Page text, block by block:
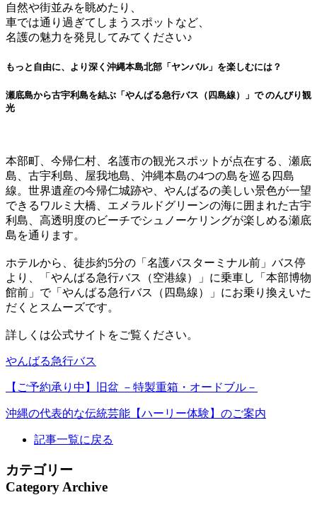
自然や街並みを眺めたり、
車では通り過ぎてしまうスポットなど、
名護の魅力を発見してみてください♪
もっと自由に、より深く沖縄本島北部「ヤンバル」を楽しむには？
瀬底島から古宇利島を結ぶ「やんばる急行バス（四島線）」で のんびり観
光
本部町、今帰仁村、名護市の観光スポットが点在する、瀬底
島、古宇利島、屋我地島、沖縄本島の4つの島を巡る四島
線。世界遺産の今帰仁城跡や、やんばるの美しい景色が一望
できるワルミ大橋、エメラルドグリーンの海に囲まれた古宇
利島、高透明度のビーチでシュノーケリングが楽しめる瀬底
島を通ります。
ホテルから、徒歩約5分の「名護バスターミナル前」バス停
より、「やんばる急行バス（空港線）」に乗車し「本部博物
館前」で「やんばる急行バス（四島線）」にお乗り換えいた
だくとスムーズです。
詳しくは公式サイトをご覧ください。
やんばる急行バス
【ご予約承り中】旧盆 －特製重箱・オードブル－
沖縄の代表的な伝統芸能【ハーリー体験】のご案内
記事一覧に戻る
カテゴリー
Category Archive